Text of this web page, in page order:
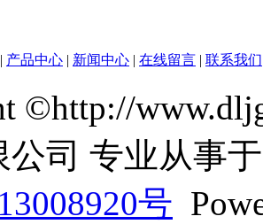
| 产品中心 | 新闻中心 | 在线留言 | 联系我们
©http://
公司 专业从事于
号